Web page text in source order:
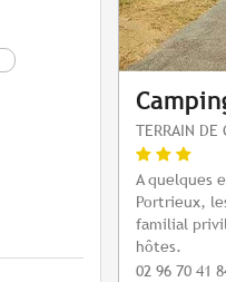
TERRAIN DE
A quelques
Portrieux,
familial
hôtes.
02 96 70 41